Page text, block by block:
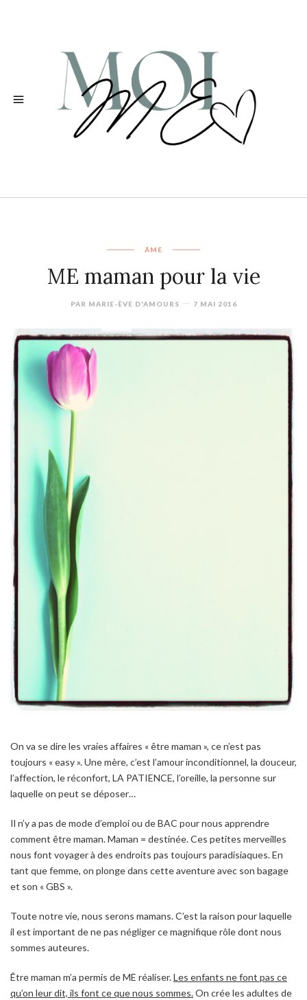
ÂME
ME maman pour la vie
PAR MARIE-ÈVE D'AMOURS 7 MAI 2016
On va se dire les vraies affaires « être maman », ce n’est pas
toujours « easy ». Une mère, c’est l’amour inconditionnel, la douceur,
l’affection, le réconfort, LA PATIENCE, l’oreille, la personne sur
laquelle on peut se déposer…
Il n’y a pas de mode d’emploi ou de BAC pour nous apprendre
comment être maman. Maman = destinée. Ces petites merveilles
nous font voyager à des endroits pas toujours paradisiaques. En
tant que femme, on plonge dans cette aventure avec son bagage
et son « GBS ».
Toute notre vie, nous serons mamans. C’est la raison pour laquelle
il est important de ne pas négliger ce magnifique rôle dont nous
sommes auteures.
Être maman m’a permis de ME réaliser.Les enfants ne font pas ce
qu’on leur dit, ils font ce que nous sommes.On crée les adultes de